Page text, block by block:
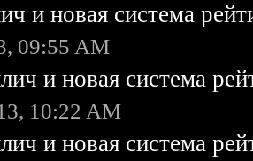
и новая система
09:55 AM
и новая система
10:22 AM
и новая система